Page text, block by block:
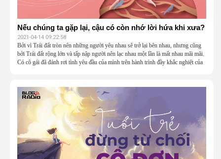
Nếu chúng ta gặp lại, cậu có còn nhớ lời hứa khi xưa?
2021-04-14 09:22:58
Bởi vì Trái đất tròn nên những người yêu nhau sẽ trở lại bên nhau, nhưng cũng
bởi Trái đất rộng lớn và tấp nập người nên lạc nhau một lần là mất nhau mãi mãi.
Có cô gái đã đánh rơi tình yêu đầu của mình trên hành trình đầy khắc nghiệt của